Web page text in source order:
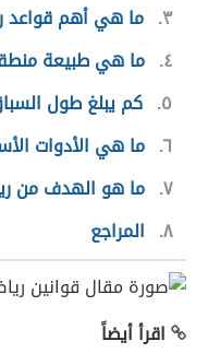
٣ ما هي أهم قواعد
٤ ما هي طبيعة
٥ كم يبلغ طول
٦ ما هي الأدوات
٧ ما هو الهدف من
٨ المراجع
اقرأ أيضاً